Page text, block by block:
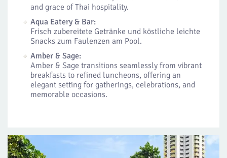
and grace of Thai hospitality.
Aqua Eatery & Bar:
Frisch zubereitete Getränke und köstliche leichte
Snacks zum Faulenzen am Pool.
Amber & Sage:
Amber & Sage transitions seamlessly from vibrant
breakfasts to refined luncheons, offering an
elegant setting for gatherings, celebrations, and
memorable occasions.